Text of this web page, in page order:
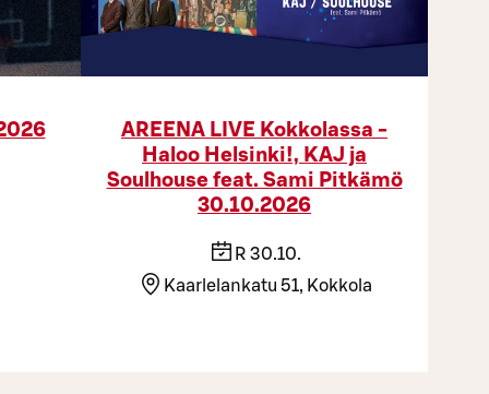
AREENA LIVE Kokkolassa -
Haloo Helsinki!, KAJ ja
Soulhouse feat. Sami Pitkämö
30.10.2026
R 30.10.
Kaarlelankatu 51, Kokkola